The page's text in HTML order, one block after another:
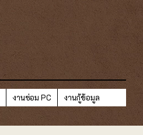
งานซ่อม PC งานกู้ข้อมูล